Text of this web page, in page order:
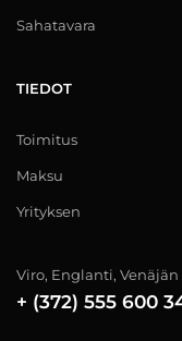
Sahatavara
TIEDOT
Toimitus
Maksu
Yrityksen
Viro, Englanti, Venäjän
+ (372) 555 600